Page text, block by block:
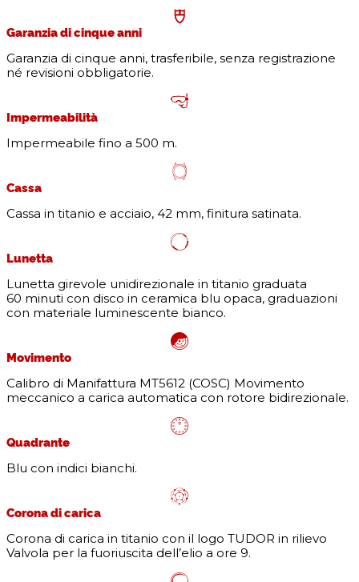
Garanzia di cinque anni
Garanzia di cinque anni, trasferibile, senza registrazione
né revisioni obbligatorie.
Impermeabilità
Impermeabile fino a 500 m.
Cassa
Cassa in titanio e acciaio, 42 mm, finitura satinata.
Lunetta
Lunetta girevole unidirezionale in titanio graduata
60 minuti con disco in ceramica blu opaca, graduazioni
con materiale luminescente bianco.
Movimento
Calibro di Manifattura MT5612 (COSC) Movimento
meccanico a carica automatica con rotore bidirezionale.
Quadrante
Blu con indici bianchi.
Corona di carica
Corona di carica in titanio con il logo TUDOR in rilievo
Valvola per la fuoriuscita dell’elio a ore 9.